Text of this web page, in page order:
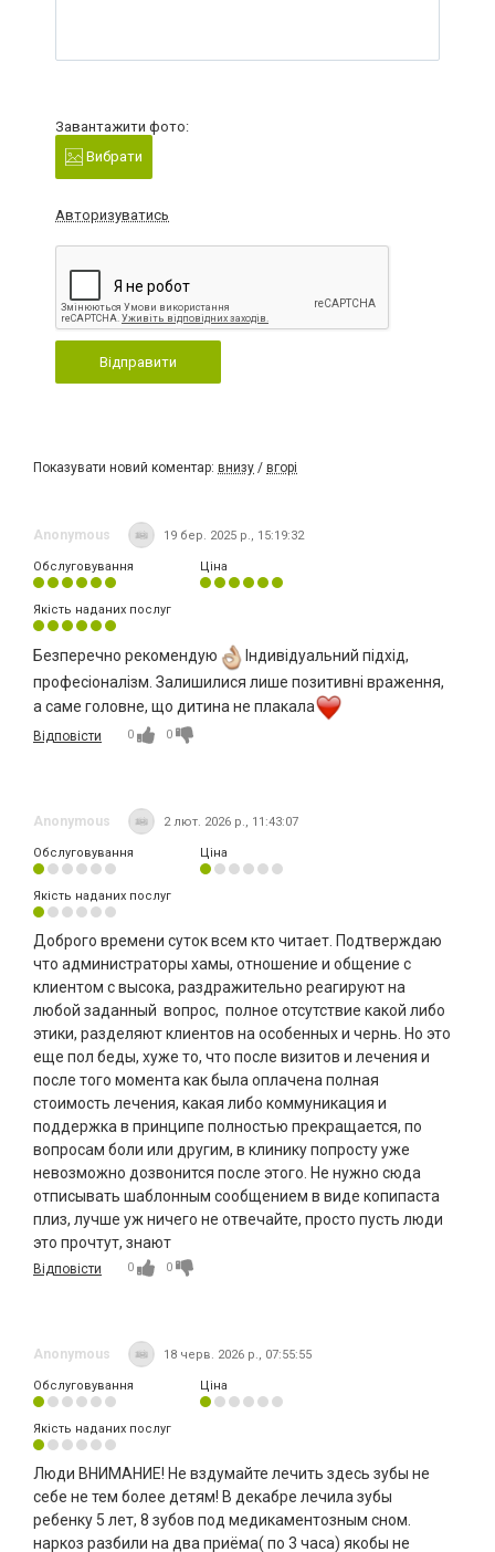
Завантажити фото:
Вибрати
Авторизуватись
Відправити
Показувати новий коментар: внизу / вгорі
Anonymous 19 бер. 2025 р., 15:19:32
Обслуговування Ціна
Якість наданих послуг
Безперечно рекомендую
Індивідуальний підхід,
професіоналізм. Залишилися лише позитивні враження,
а саме головне, що дитина не плакала
Відповісти 0 0
Anonymous 2 лют. 2026 р., 11:43:07
Обслуговування Ціна
Якість наданих послуг
Доброго времени суток всем кто читает. Подтверждаю
что администраторы хамы, отношение и общение с
клиентом с высока, раздражительно реагируют на
любой заданный вопрос, полное отсутствие какой либо
этики, разделяют клиентов на особенных и чернь. Но это
еще пол беды, хуже то, что после визитов и лечения и
после того момента как была оплачена полная
стоимость лечения, какая либо коммуникация и
поддержка в принципе полностью прекращается, по
вопросам боли или другим, в клинику попросту уже
невозможно дозвонится после этого. Не нужно сюда
отписывать шаблонным сообщением в виде копипаста
плиз, лучше уж ничего не отвечайте, просто пусть люди
это прочтут, знают
Відповісти 0 0
Anonymous 18 черв. 2026 р., 07:55:55
Обслуговування Ціна
Якість наданих послуг
Люди ВНИМАНИЕ! Не вздумайте лечить здесь зубы не
себе не тем более детям! В декабре лечила зубы
ребенку 5 лет, 8 зубов под медикаментозным сном.
наркоз разбили на два приёма( по 3 часа) якобы не